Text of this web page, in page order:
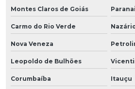
Montes Claros de Goiás
Carmo do Rio Verde
Nova Veneza
Leopoldo de Bulhões
Corumbaíba Itauçu